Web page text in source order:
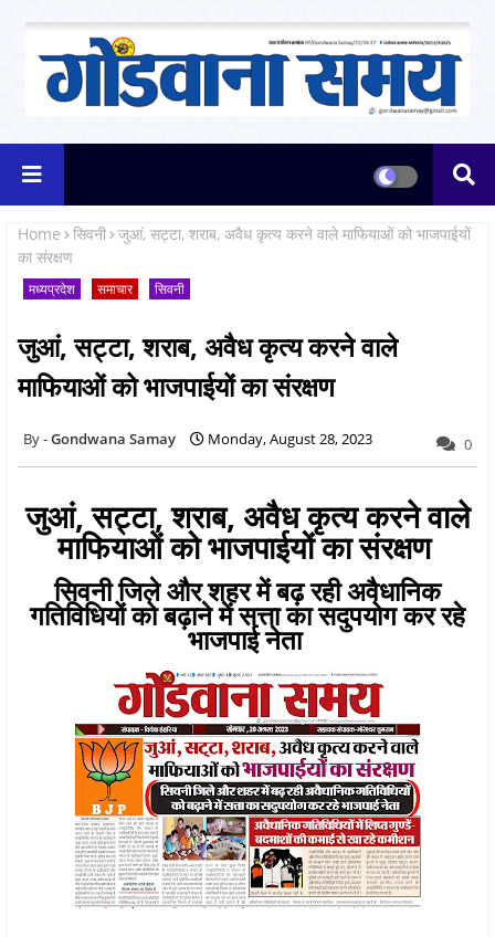
Home सिवनी जुआं, सट्टा, शराब, अवैध कृत्य करने वाले माफियाओं को भाजपाईयों
का संरक्षण
मध्यप्रदेश समाचार सिवनी
जुआं, सट्टा, शराब, अवैध कृत्य करने वाले
माफियाओं को भाजपाईयों का संरक्षण
Gondwana Samay Monday, August 28, 2023 0
जुआं, सट्टा, शराब, अवैध कृत्य करने वाले
माफियाओं को भाजपाईयों का संरक्षण
सिवनी जिले और शहर में बढ़ रही अवैधानिक
गतिविधियों को बढ़ाने में सत्ता का सदुपयोग कर रहे
भाजपाई नेता